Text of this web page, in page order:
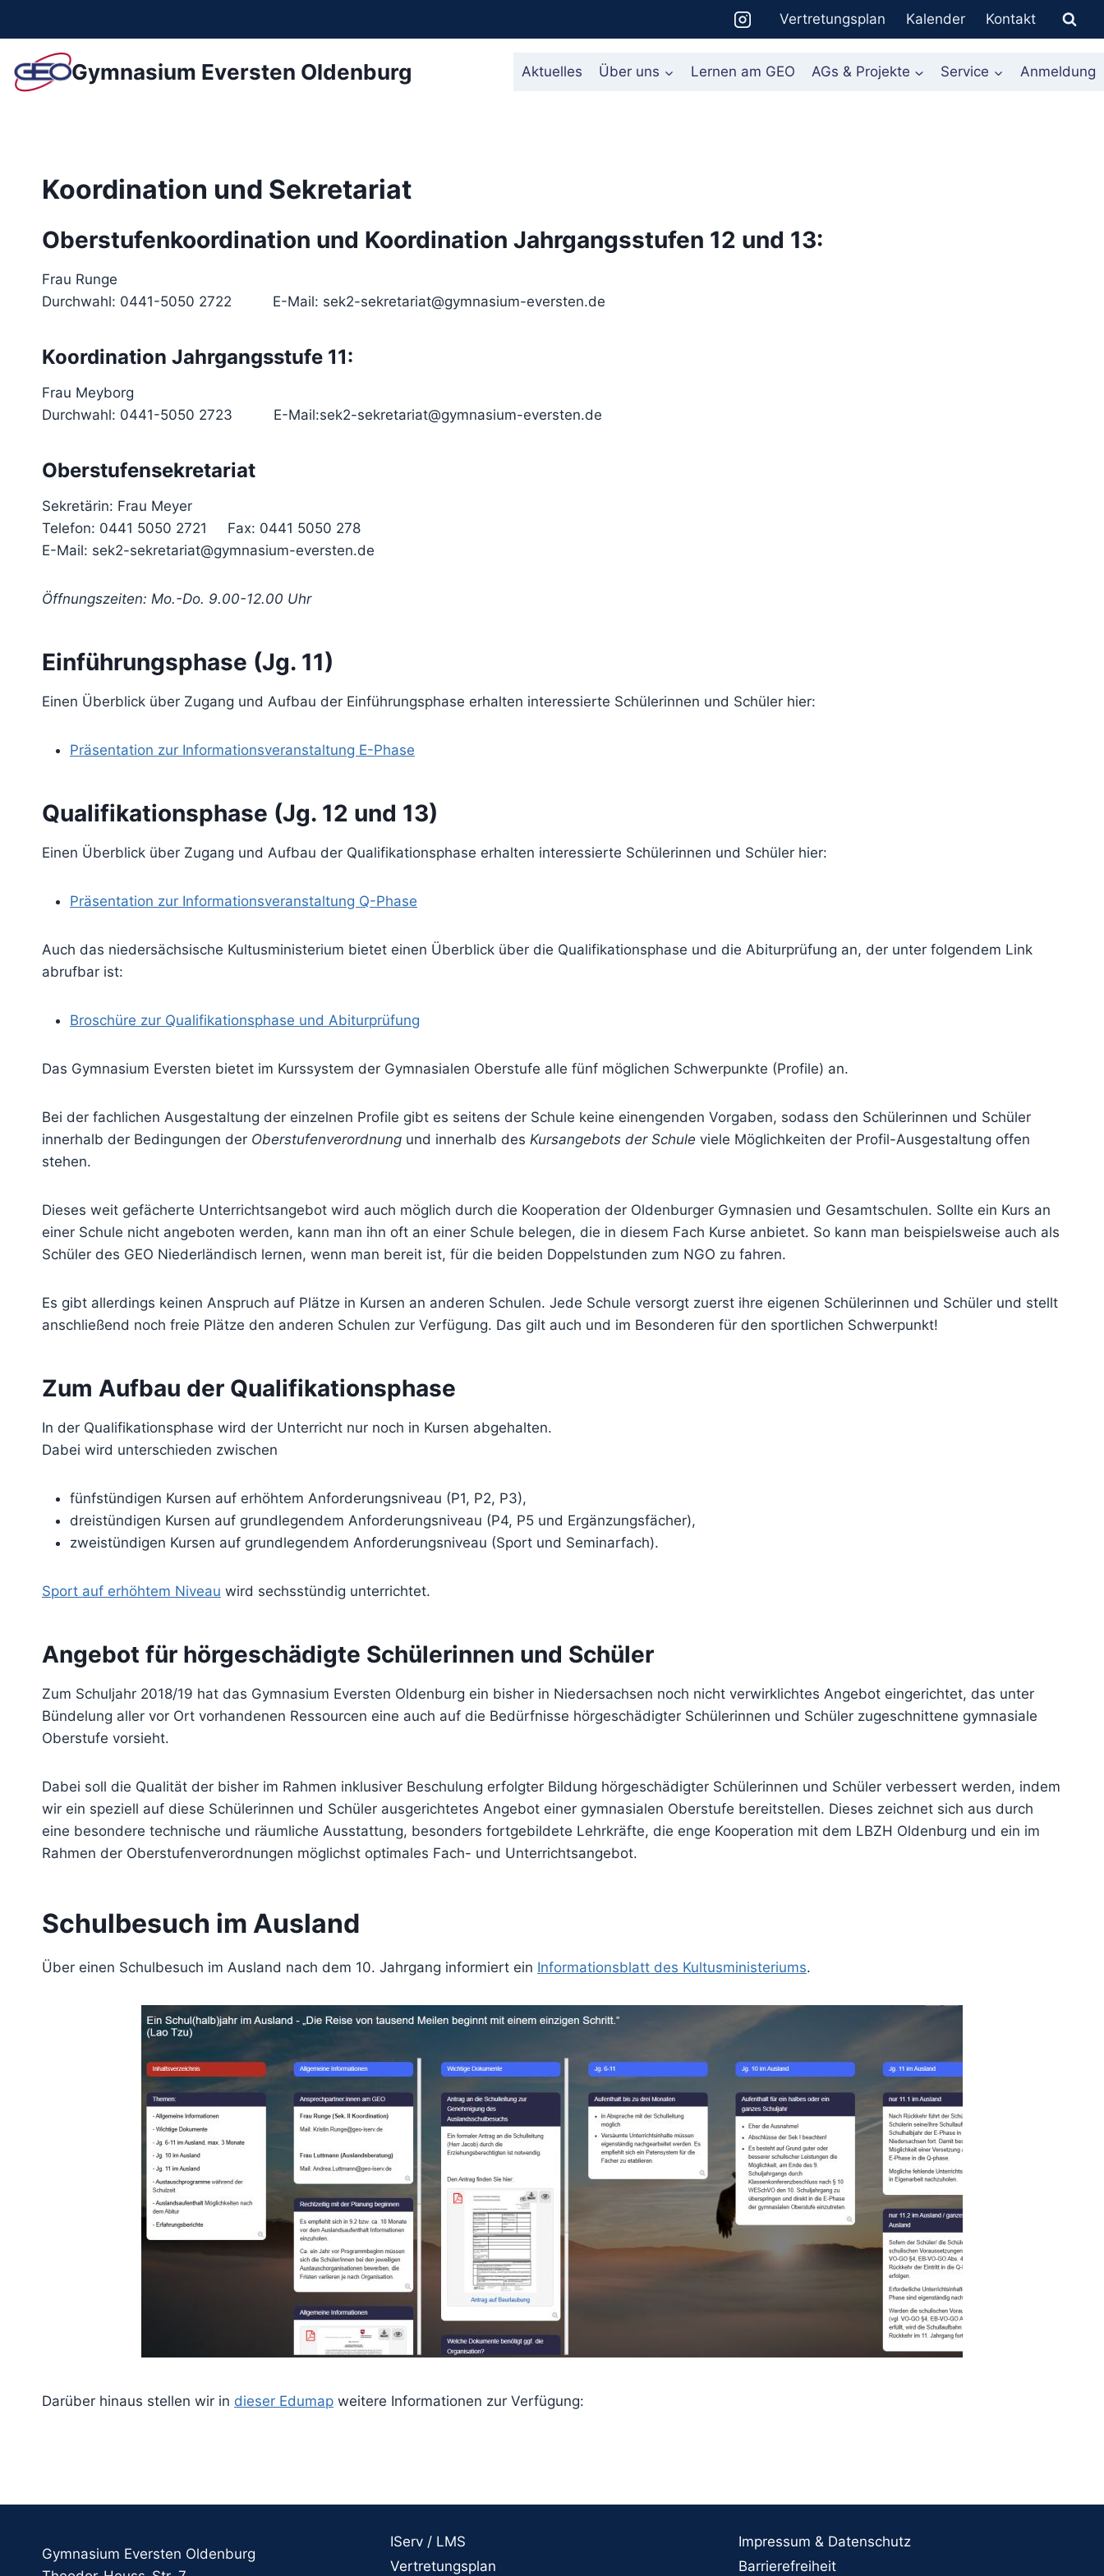
springen
Vertretungsplan Kalender Kontakt
Gymnasium Eversten Oldenburg Aktuelles Über uns Lernen am GEO AGs & Projekte Service Anmeldung
Koordination und Sekretariat
Oberstufenkoordination und Koordination Jahrgangsstufen 12 und 13:
Frau Runge
Durchwahl: 0441-5050 2722 E-Mail: sek2-sekretariat@gymnasium-eversten.de
Koordination Jahrgangsstufe 11:
Frau Meyborg
Durchwahl: 0441-5050 2723 E-Mail:sek2-sekretariat@gymnasium-eversten.de
Oberstufensekretariat
Sekretärin: Frau Meyer
Telefon: 0441 5050 2721 Fax: 0441 5050 278
E-Mail: sek2-sekretariat@gymnasium-eversten.de
Öffnungszeiten: Mo.-Do. 9.00-12.00 Uhr
Einführungsphase (Jg. 11)
Einen Überblick über Zugang und Aufbau der Einführungsphase erhalten interessierte Schülerinnen und Schüler hier:
Präsentation zur Informationsveranstaltung E-Phase
Qualifikationsphase (Jg. 12 und 13)
Einen Überblick über Zugang und Aufbau der Qualifikationsphase erhalten interessierte Schülerinnen und Schüler hier:
Präsentation zur Informationsveranstaltung Q-Phase
Auch das niedersächsische Kultusministerium bietet einen Überblick über die Qualifikationsphase und die Abiturprüfung an, der unter folgendem Link
abrufbar ist:
Broschüre zur Qualifikationsphase und Abiturprüfung
Das Gymnasium Eversten bietet im Kurssystem der Gymnasialen Oberstufe alle fünf möglichen Schwerpunkte (Profile) an.
Bei der fachlichen Ausgestaltung der einzelnen Profile gibt es seitens der Schule keine einengenden Vorgaben, sodass den Schülerinnen und Schüler
innerhalb der Bedingungen der Oberstufenverordnung und innerhalb des Kursangebots der Schule viele Möglichkeiten der Profil-Ausgestaltung offen
stehen.
Dieses weit gefächerte Unterrichtsangebot wird auch möglich durch die Kooperation der Oldenburger Gymnasien und Gesamtschulen. Sollte ein Kurs an
einer Schule nicht angeboten werden, kann man ihn oft an einer Schule belegen, die in diesem Fach Kurse anbietet. So kann man beispielsweise auch als
Schüler des GEO Niederländisch lernen, wenn man bereit ist, für die beiden Doppelstunden zum NGO zu fahren.
Es gibt allerdings keinen Anspruch auf Plätze in Kursen an anderen Schulen. Jede Schule versorgt zuerst ihre eigenen Schülerinnen und Schüler und stellt
anschließend noch freie Plätze den anderen Schulen zur Verfügung. Das gilt auch und im Besonderen für den sportlichen Schwerpunkt!
Zum Aufbau der Qualifikationsphase
In der Qualifikationsphase wird der Unterricht nur noch in Kursen abgehalten.
Dabei wird unterschieden zwischen
fünfstündigen Kursen auf erhöhtem Anforderungsniveau (P1, P2, P3),
dreistündigen Kursen auf grundlegendem Anforderungsniveau (P4, P5 und Ergänzungsfächer),
zweistündigen Kursen auf grundlegendem Anforderungsniveau (Sport und Seminarfach).
Sport auf erhöhtem Niveau wird sechsstündig unterrichtet.
Angebot für hörgeschädigte Schülerinnen und Schüler
Zum Schuljahr 2018/19 hat das Gymnasium Eversten Oldenburg ein bisher in Niedersachsen noch nicht verwirklichtes Angebot eingerichtet, das unter
Bündelung aller vor Ort vorhandenen Ressourcen eine auch auf die Bedürfnisse hörgeschädigter Schülerinnen und Schüler zugeschnittene gymnasiale
Oberstufe vorsieht.
Dabei soll die Qualität der bisher im Rahmen inklusiver Beschulung erfolgter Bildung hörgeschädigter Schülerinnen und Schüler verbessert werden, indem
wir ein speziell auf diese Schülerinnen und Schüler ausgerichtetes Angebot einer gymnasialen Oberstufe bereitstellen. Dieses zeichnet sich aus durch
eine besondere technische und räumliche Ausstattung, besonders fortgebildete Lehrkräfte, die enge Kooperation mit dem LBZH Oldenburg und ein im
Rahmen der Oberstufenverordnungen möglichst optimales Fach- und Unterrichtsangebot.
Schulbesuch im Ausland
Über einen Schulbesuch im Ausland nach dem 10. Jahrgang informiert ein Informationsblatt des Kultusministeriums.
Darüber hinaus stellen wir in dieser Edumap weitere Informationen zur Verfügung:
Gymnasium Eversten Oldenburg
IServ / LMS
Vertretungsplan
Impressum & Datenschutz
Barrierefreiheit